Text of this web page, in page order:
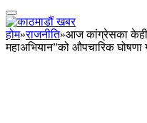
होम»राजनीति»आज कांग्रेसका केही
महाअभियान”को औपचारिक घोषणा